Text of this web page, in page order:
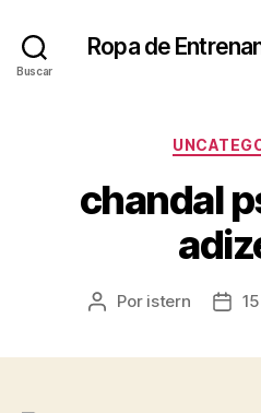
Buscar
Ropa de
chandal
Autor
Por istern